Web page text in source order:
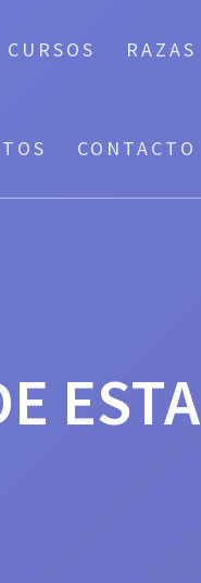
CURSOS RAZAS
CONTACTO
ESTA